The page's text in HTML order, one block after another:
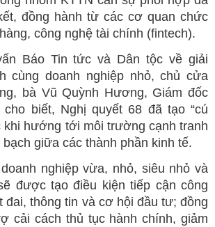
đồng hành từ các cơ quan chức
công nghệ tài chính (fintech).
Báo Tin tức và Dân tộc về giải
cùng doanh nghiệp nhỏ, chủ cửa
bà Vũ Quỳnh Hương, Giám đốc
cho biết, Nghị quyết 68 đã tạo “cú
khi hướng tới môi trường cạnh tranh
giữa các thành phần kinh tế.
nghiệp vừa, nhỏ, siêu nhỏ và
được tạo điều kiện tiếp cận công
đai, thông tin và cơ hội đầu tư; đồng
cải cách thủ tục hành chính, giảm